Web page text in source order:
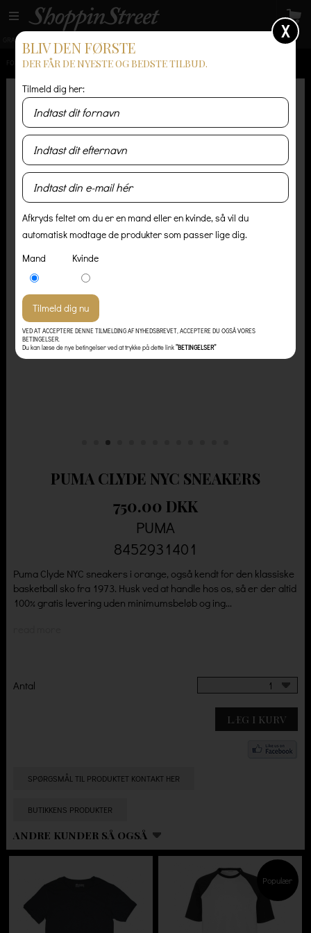
GRATIS LEVERING
FORSIDE / HERRE / SKO OG STØVLER / PUMA CLYDE NYC SNEAKERS
PUMA CLYDE NYC SNEAKERS
750.00 DKK
PUMA
8452931401
Puma Clyde NYC sneakers i orange, også kendt for den klassiske
basketball sko fra 1973. Husk ved at handle hos os, så er der altid
100% gratis levering uden minimumsbeløb og ing...
Antal 1
LÆG I KURV
SPØRGSMÅL TIL PRODUKTET KONTAKT HER
BUTIKKENS PRODUKTER
ANDRE KUNDER SÅ OGSÅ
Populær
X
BLIV DEN FØRSTE
DER FÅR DE NYESTE OG BEDSTE TILBUD.
Tilmeld dig her:
Afkryds feltet om du er en mand eller en kvinde, så vil du
automatisk modtage de produkter som passer lige dig.
Mand
Kvinde
VED AT ACCEPTERE DENNE TILMELDING AF NYHEDSBREVET, ACCEPTERE DU OGSÅ VORES
BETINGELSER.
Du kan læse de nye betingelser ved at trykke på dette link”BETINGELSER”